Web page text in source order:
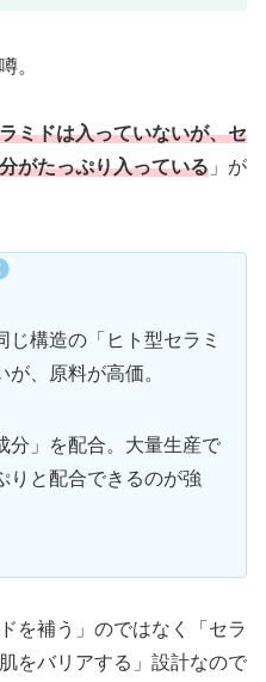
。
ミドは入っていないが、セ
がたっぷり入っている 」が
じ構造の「ヒト型セラミ
が、原料が高価。
分」を配合。大量生産で
りと配合できるのが強
を補う」のではなく「セラ
をバリアする」設計なので